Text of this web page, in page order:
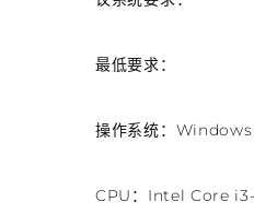
最低要求：
操作系统：
CPU：Intel Core